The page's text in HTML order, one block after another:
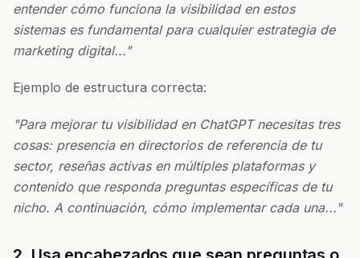
entender cómo funciona la visibilidad en estos
sistemas es fundamental para cualquier estrategia de
marketing digital..."
Ejemplo de estructura correcta:
"Para mejorar tu visibilidad en ChatGPT necesitas tres
cosas: presencia en directorios de referencia de tu
sector, reseñas activas en múltiples plataformas y
contenido que responda preguntas específicas de tu
nicho. A continuación, cómo implementar cada una..."